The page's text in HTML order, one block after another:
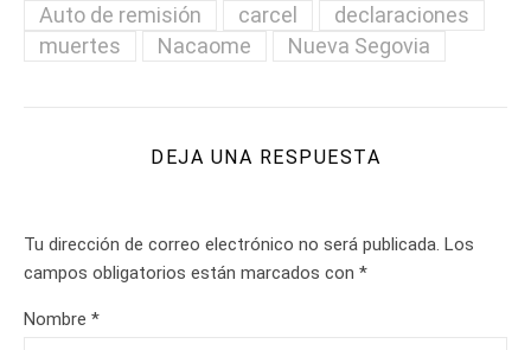
Auto de remisión
carcel
declaraciones
muertes
Nacaome Nueva Segovia
DEJA UNA RESPUESTA
Tu dirección de correo electrónico no será publicada. Los
campos obligatorios están marcados con *
Nombre *